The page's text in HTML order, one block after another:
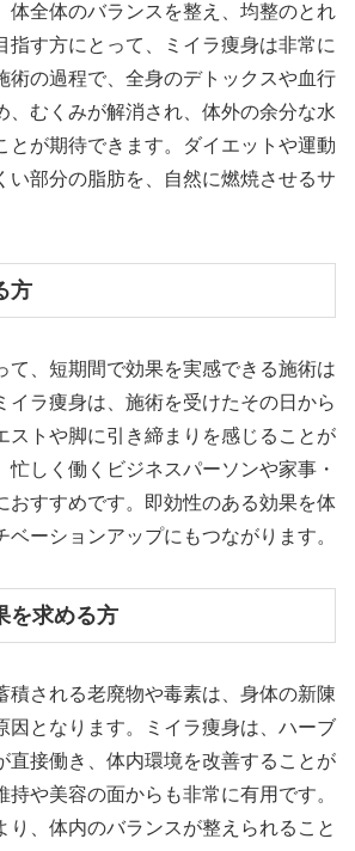
体全体のバランスを整え、均整のとれ
指す方にとって、ミイラ痩身は非常に
術の過程で、全身のデトックスや血行
、むくみが解消され、体外の余分な水
とが期待できます。ダイエットや運動
い部分の脂肪を、自然に燃焼させるサ
方
て、短期間で効果を実感できる施術は
イラ痩身は、施術を受けたその日から
ストや脚に引き締まりを感じることが
忙しく働くビジネスパーソンや家事・
おすすめです。即効性のある効果を体
ベーションアップにもつながります。
を求める方
積される老廃物や毒素は、身体の新陳
因となります。ミイラ痩身は、ハーブ
直接働き、体内環境を改善することが
持や美容の面からも非常に有用です。
り、体内のバランスが整えられること